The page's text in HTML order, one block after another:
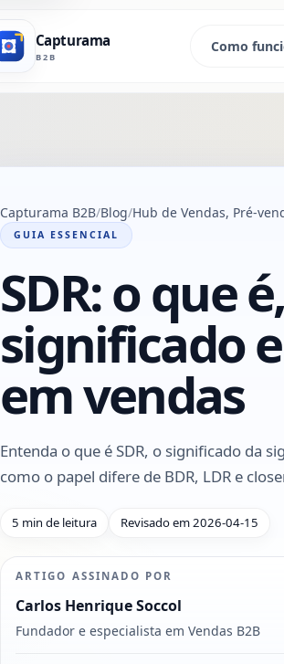
Capturama
B2B
Como
Capturama B2B Blog Hub de Vendas, Pré-
GUIA ESSENCIAL
SDR: o que é,
significado
em vendas
Entenda o que é SDR, o significado da
como o papel difere de BDR, LDR e
5 min de leitura Revisado em 2026-04-15
ARTIGO ASSINADO POR
Carlos Henrique Soccol
Fundador e especialista em Vendas B2B